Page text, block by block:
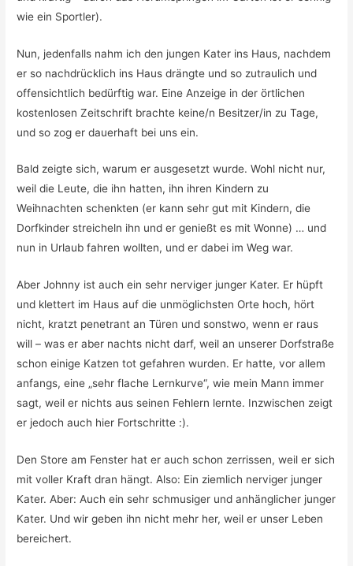
wie ein Sportler).
Nun, jedenfalls nahm ich den jungen Kater ins Haus, nachdem
er so nachdrücklich ins Haus drängte und so zutraulich und
offensichtlich bedürftig war. Eine Anzeige in der örtlichen
kostenlosen Zeitschrift brachte keine/n Besitzer/in zu Tage,
und so zog er dauerhaft bei uns ein.
Bald zeigte sich, warum er ausgesetzt wurde. Wohl nicht nur,
weil die Leute, die ihn hatten, ihn ihren Kindern zu
Weihnachten schenkten (er kann sehr gut mit Kindern, die
Dorfkinder streicheln ihn und er genießt es mit Wonne) … und
nun in Urlaub fahren wollten, und er dabei im Weg war.
Aber Johnny ist auch ein sehr nerviger junger Kater. Er hüpft
und klettert im Haus auf die unmöglichsten Orte hoch, hört
nicht, kratzt penetrant an Türen und sonstwo, wenn er raus
will – was er aber nachts nicht darf, weil an unserer Dorfstraße
schon einige Katzen tot gefahren wurden. Er hatte, vor allem
anfangs, eine „sehr flache Lernkurve“, wie mein Mann immer
sagt, weil er nichts aus seinen Fehlern lernte. Inzwischen zeigt
er jedoch auch hier Fortschritte :).
Den Store am Fenster hat er auch schon zerrissen, weil er sich
mit voller Kraft dran hängt. Also: Ein ziemlich nerviger junger
Kater. Aber: Auch ein sehr schmusiger und anhänglicher junger
Kater. Und wir geben ihn nicht mehr her, weil er unser Leben
bereichert.